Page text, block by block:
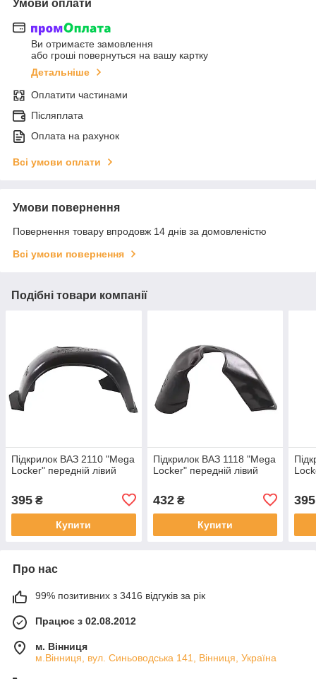
Умови оплати
Ви отримаєте замовлення
або гроші повернуться на вашу картку
Детальніше
Оплатити частинами
Післяплата
Оплата на рахунок
Всі умови оплати
Умови повернення
Повернення товару впродовж 14 днів за домовленістю
Всі умови повернення
Подібні товари компанії
Підкрилок ВАЗ 2110 "Mega
Locker" передній лівий
395 ₴
Купити
Підкрилок ВАЗ 1118 "Mega
Locker" передній лівий
432₴
Купити
395
Про нас
99% позитивних з 3416 відгуків за рік
Працює з 02.08.2012
м. Вінниця
м.Вінниця, вул. Синьоводська 141, Вінниця, Україна